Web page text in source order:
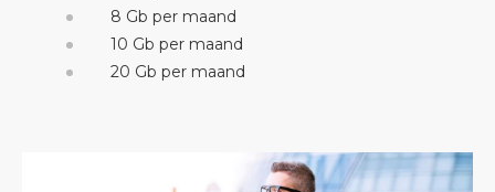
8 Gb per maand
10 Gb per maand
20 Gb per maand